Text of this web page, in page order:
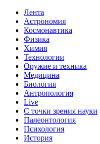
Лента
Астрономия
Космонавтика
Физика
Химия
Технологии
Оружие и техника
Медицина
Биология
Антропология
Live
С точки зрения науки
Палеонтология
Психология
История